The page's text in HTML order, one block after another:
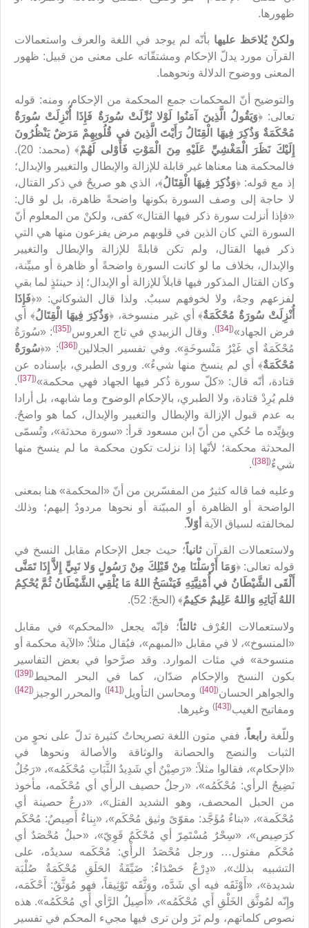
ظهورها.
ولكنْ يُلاحَظ عليها بأنّه لم‌ يوجد في اللغة والعرف واستعمالات
القرآن مورد يدلّ الإحكام ومشتقّاته على معنى من قبيل: ظهور
المعنى ووضوح الدلالة ونحوهما.
والتوضيح أنّ المحكمات جمع المحكمة من الإحكام، ومنه: قوله
تعالى: ﴿وَيَقُولُ الَّذِينَ آمَنُوا لَوْلا نُزِّلَتْ سُورَةٌ فَإِذَا أُنْزِلَتْ سُورَةٌ
مُحْكَمَةٌ وَذُكِرَ فِيهَا الْقِتَالُ رَأَيْتَ الَّذِينَ في‏ قُلُوبِهِمْ مَرَضٌ يَنْظُرُونَ
إِلَيْكَ نَظَرَ الْمَغْشِيِّ عَلَيْهِ مِنَ الْمَوْتِ فَأَوْلى‏ لَهُمْ
﴾ (محمد: 20).
فالمحكمة هنا معناها غير قابلة للإزالة والإبطال والتغيير والإبدال؛
إذ مع قوله: ﴿وَذُكِرَ فِيهَا الْقِتَالُ﴾، الذي هو صريحٌ في ذكر القتال،
لا حاجة إلى وصف السورة بكونها واضحةً ظاهرة، بل لو قال:
«فإذا أنزلت سورة ذكر فيها القتال» كفى، ولكنْ من المعلوم أنّ
السورة التي كان الذين في قلوبهم مرض يفزعون منها هي التي
ذكر فيها القتال، ولم‌ تكن قابلةً للإزالة والإبطال والتغيير
والإبدال، بخلاف ما لو كانت السورة واضحةً أو ظاهرة أو مبيِّنة،
وكان القتال المذكور فيها قابلاً للإزالة أو الإبدال؛ إذ حينئذٍ لما بقي
لفزعهم وجهٌ، ولا لخوفهم سببٌ. ولذا قال الشوكاني: «﴿فَإِذَا
أُنْزِلَتْ سُورَةٌ مُحْكَمَةٌ﴾ أي غير منسوخة، ﴿وَذُكِرَ فِيهَا الْقِتَالُ‏﴾ أي
فرض الجهاد»(
[34]
). وقال الزبيدي في تاج العروس(
[35]
): «سُورَةٌ
مُحْكَمَةٌ أي غَيْرُ مَنْسوخَةٍ». وفي تفسير الجلالين(
[36]
): «﴿سُورَةٌ
مُحْكَمَةٌ﴾ أي لم‌ ينسخ منها شي‏ءٌ». وروى الطبري، بإسناده عن
قتادة، أنّه قال: «كلّ سورة ذُكر فيها الجهاد فهي محكمة»(
[37]
)
.
فلم‌ يُرِدْ قتادة، ولا الطبري، بالإحكام الوضوح وما شابهه، بل أرادا
به عدم قبول الإزالة والإبطال والتغيير والإبدال، كما هو واضحٌ.
ويؤيِّده ما حُكي من أنّ ابن مسعود قرأ: «سورة محدثة»، وتُسمّى
المحدثة محكمة؛ لأنّها إذا نزلت تكون محكمة ما لم‌ ينسخ منها
شي‏ءٌ(
[38]
)
.
وعليه فما قاله كثيرٌ من المفسّرين من أنّ «المحكمة» هنا بمعنى
الواضحة أو الظاهرة أو المبيّنة أو نحوها مردودٌ إليهم؛ وذلك
لمخالفته لسياق الآية أوّلاً.
ولاستعمالات القرآنثانياً؛ حيث جعل الإحكام مقابل النسخ في
قوله تعالى: ﴿وَمَا أَرْسَلْنَا مِنْ قَبْلِكَ مِنْ رَسُولٍ وَلا نَبِيٍّ إِلاَّ إِذَا تَمَنَّى
أَلْقَى الشَّيْطَانُ في‏ أُمْنِيَّتِهِ فَيَنْسَخُ اللهُ مَا يُلْقِي الشَّيْطَانُ ثُمَّ يُحْكِمُ
اللهُ آيَاتِهِ وَاللهُ عَلِيمٌ حَكِيمٌ﴾ (الحجّ: 52).
ولاستعمالات العُرْفثالثاً؛ فإنّه يجعل «المحكم» في مقابل
«المنسوخ»، لا في مقابل «المبهم»، فيُقال مثلاً: «الآية محكمة أو
منسوخة» في مئات الموارد. وقد صرَّحوا في بعض التفاسير
بكون النسخ والإحكام ضدّان، كما في البحر المحيط(
[39]
)
والجواهر الحسان(
[40]
) ومحاسن التأويل(
[41]
) والمحرر الوجيز (
[42]
)
ومفاتيح الغيب(
[43]
) وغيرها.
وللّغةرابعاً، ففي متون اللغة تصريحاتٌ كثيرة تدلّ على نحوٍ من
الثبات والنضج والحصانة والوثاقة والأصالة ونحوها في
«الإحكام»، فقالوا مثلاً: «رَصِيْنٌ أي شَدِيدُ الثَّبَاتِ مُحْكَمُه»، «رَجُلٌ
نَضِيجُ الرأي: مُحْكَمُه»، «رجلٌ حصيف الرأي أي مُحْكَمه، مأخوذ
من الحبل المحصف، وهو الشديد الفتل»، «درعٌ حصينة أي
مُحْكَمة»، «بناءٌ مُؤَجَّد: مقوّىً وثيق مُحْكَم‏»، «بِناءٌ أَصِيصٌ: مُحْكَم
كرَصِيص‏»، «سِحْرٌ مُسْتَمِرّ أي مُحْكَمٌ قَوِيّ‏»، «حبلٌ مُحْصَدٌ أي
مُحْكَم مفتول… ورجل مُحْصَدُ الرأْي: مُحْكَمه سديدُه، على
التشبيه بذلك»، «دِرْعٌ حَصْدَاءُ: ضَيِّقَةُ الحَلَقِ مُحْكَمَةٌ صُلْبَة
شديدة»، «أَوْثَقَه فيه أي شَدَّه، ووَثَّقَه تَوْثِيقاً، فهو مُوَثَّقٌ: أَحْكَمَه،
وإِنّه لمُوثَّق الخَلْقِ أَي مُحْكَمُه»، «أَصِيلُ الرَّأي أَي مُحْكَمُه». هذه
نصوص كلماتهم، ولم‌ نَرَ ولن ترى فيها مجيء المحكم في تفسير